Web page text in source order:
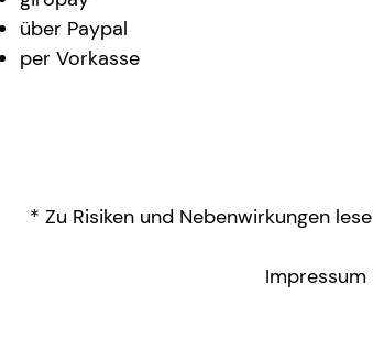
über Paypal
per Vorkasse
* Zu Risiken und Nebenwirkungen
Impressum